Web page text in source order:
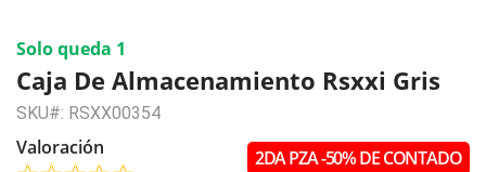
Solo queda 1
Caja De Almacenamiento Rsxxi Gris
SKU#: RSXX00354
Valoración
2DA PZA -50% DE CONTADO